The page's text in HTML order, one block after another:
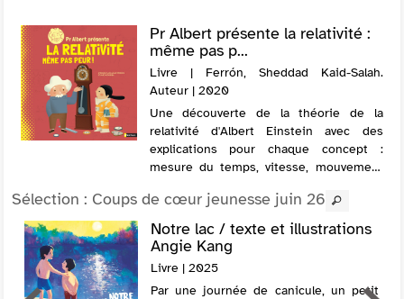
Pr Albert présente la relativité :
même pas p...
Livre | Ferrón, Sheddad Kaid-Salah.
Auteur | 2020
Une découverte de la théorie de la
relativité d'Albert Einstein avec des
explications pour chaque concept :
mesure du temps, vitesse, mouvement
2020
Sélection : Coups de cœur jeunesse juin 26
Notre lac / texte et illustrations
Angie Kang
Livre | 2025
Par une journée de canicule, un petit